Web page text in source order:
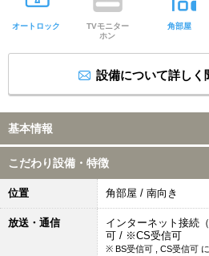
オートロック
TVモニター
ホン
角部屋
設備について詳しく
基本情報
こだわり設備・特徴
位置 角部屋 / 南向き
放送・通信
インターネット接続
可 / ※CS受信可
※ BS受信可 , CS受信可